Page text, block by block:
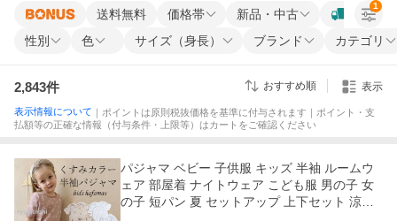
送料無料 価格帯
新品・中古
性別
色 サイズ（身長） ブランド カテゴリ
1
2,843件 おすすめ順 表示
表示情報について ｜ポイントは原則税抜価格を基準に付与されます｜ポイント・支
払額等の正確な情報（付与条件・上限等）はカートをご確認ください
パジャマ ベビー 子供服 キッズ 半袖 ルームウ
ェア 部屋着 ナイトウェア こども服 男の子 女
の子 短パン 夏 セットアップ 上下セット 涼し